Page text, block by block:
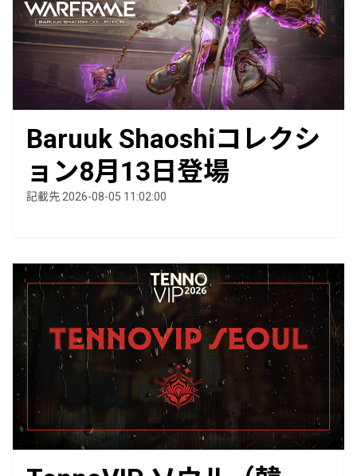
Baruuk Shaoshiコレクシ
ョン8月13日登場
記載先 2026-08-05 11:02:00